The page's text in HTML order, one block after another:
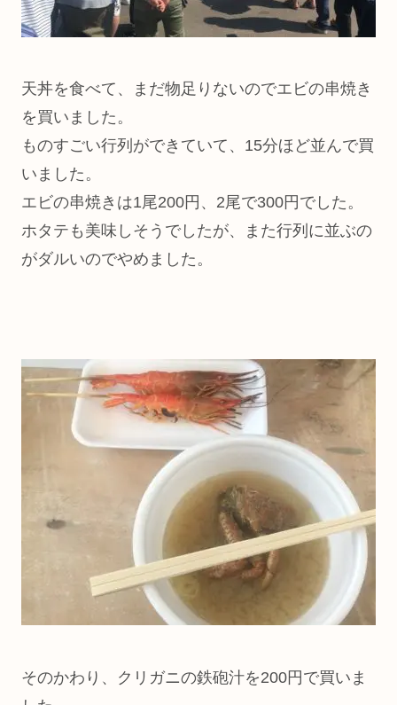
天丼を食べて、まだ物足りないのでエビの串焼き
を買いました。
ものすごい行列ができていて、15分ほど並んで買
いました。
エビの串焼きは1尾200円、2尾で300円でした。
ホタテも美味しそうでしたが、また行列に並ぶの
がダルいのでやめました。
そのかわり、クリガニの鉄砲汁を200円で買いま